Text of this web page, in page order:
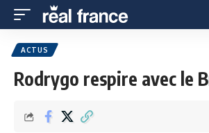
ACTUS
Rodrygo respire avec le